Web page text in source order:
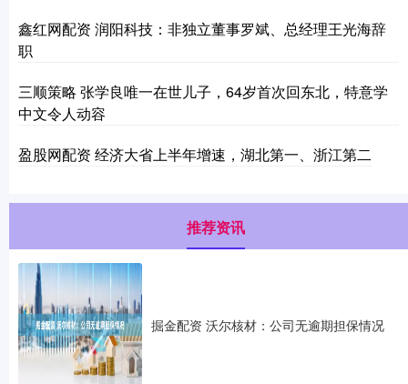
鑫红网配资 润阳科技：非独立董事罗斌、总经理王光海辞
职
三顺策略 张学良唯一在世儿子，64岁首次回东北，特意学
中文令人动容
盈股网配资 经济大省上半年增速，湖北第一、浙江第二
推荐资讯
掘金配资 沃尔核材：公司无逾期担保情况